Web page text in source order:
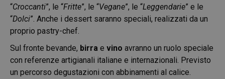
“Croccanti”, le “Fritte”, le “Vegane”, le “Leggendarie” e le
“Dolci”. Anche i dessert saranno speciali, realizzati da un
proprio pastry-chef.
Sul fronte bevande, birra e vino avranno un ruolo speciale
con referenze artigianali italiane e internazionali. Previsto
un percorso degustazioni con abbinamenti al calice.